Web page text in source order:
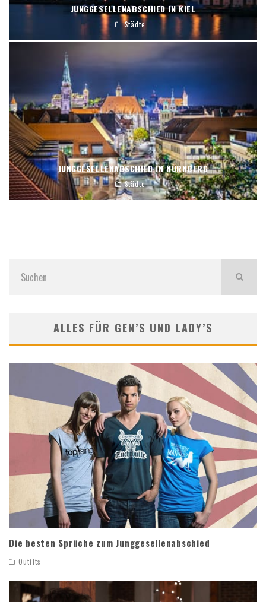
JUNGGESELLENABSCHIED IN KIEL
Städte
JUNGGESELLENABSCHIED IN NÜRNBERG
Städte
ALLES FÜR GEN’S UND LADY’S
Die besten Sprüche zum Junggesellenabschied
Outfits